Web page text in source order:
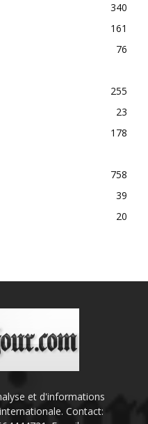
340
161
76
255
23
178
758
39
20
et d'informations
Contact: